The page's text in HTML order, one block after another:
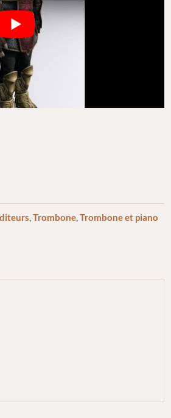
,Trombone,Trombone et piano